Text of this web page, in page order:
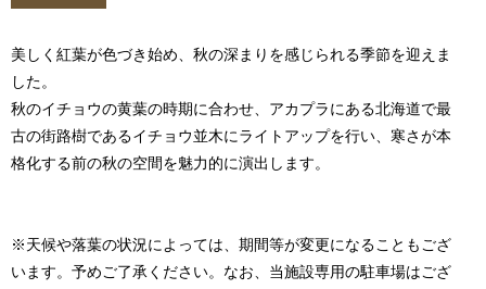
美しく紅葉が色づき始め、秋の深まりを感じられる季節を迎えま
した。
秋のイチョウの黄葉の時期に合わせ、アカプラにある北海道で最
古の街路樹であるイチョウ並木にライトアップを行い、寒さが本
格化する前の秋の空間を魅力的に演出します。
※天候や落葉の状況によっては、期間等が変更になることもござ
います。予めご了承ください。なお、当施設専用の駐車場はござ